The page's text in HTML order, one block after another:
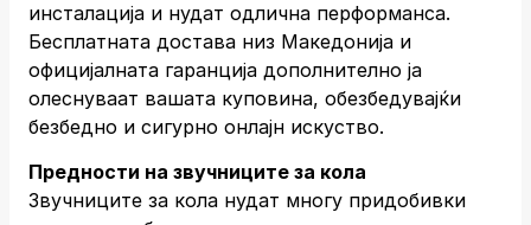
инсталација и нудат одлична перформанса.
Бесплатната достава низ Македонија и
официјалната гаранција дополнително ја
олеснуваат вашата куповина, обезбедувајќи
безбедно и сигурно онлајн искуство.
Предности на звучниците за кола
Звучниците за кола нудат многу придобивки